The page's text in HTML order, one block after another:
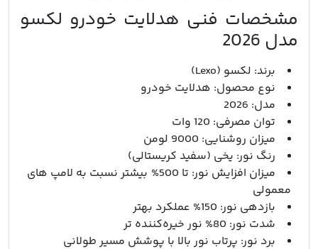
مشخصات فنی هدلایت خودرو لکسو
مدل 2026
برند: لکسو (Lexo)
نوع محصول: هدلایت خودرو
مدل: 2026
توان مصرفی: 120 وات
میزان روشنایی: 9000 لومن
رنگ نور: یخی (سفید کریستالی)
میزان افزایش نور: تا 500% بیشتر نسبت به لامپ‌ های
معمولی
بازدهی نور: 150% عملکرد بهتر
شدت نور: 80% نور خیره‌کننده‌ تر
برد نور: پرتاب نور بالا با پوشش مسیر طولانی